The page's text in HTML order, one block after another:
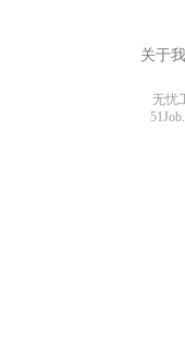
关于
无忧